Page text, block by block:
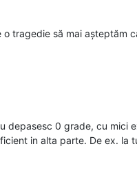
tragedie să mai așteptăm
0 grade, cu mici
in alta parte. De ex.